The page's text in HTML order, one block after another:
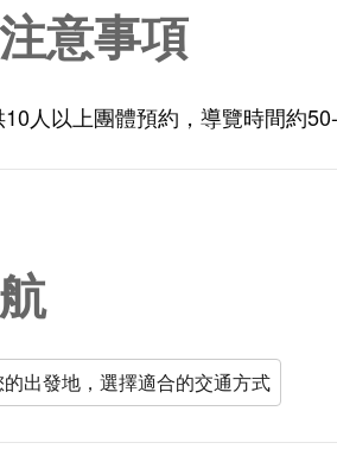
意事項
人以上團體預約，導覽時間約50-
出發地，選擇適合的交通方式